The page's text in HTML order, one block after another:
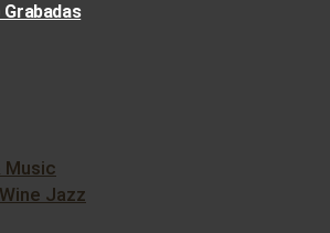
Grabadas
Music
Jazz